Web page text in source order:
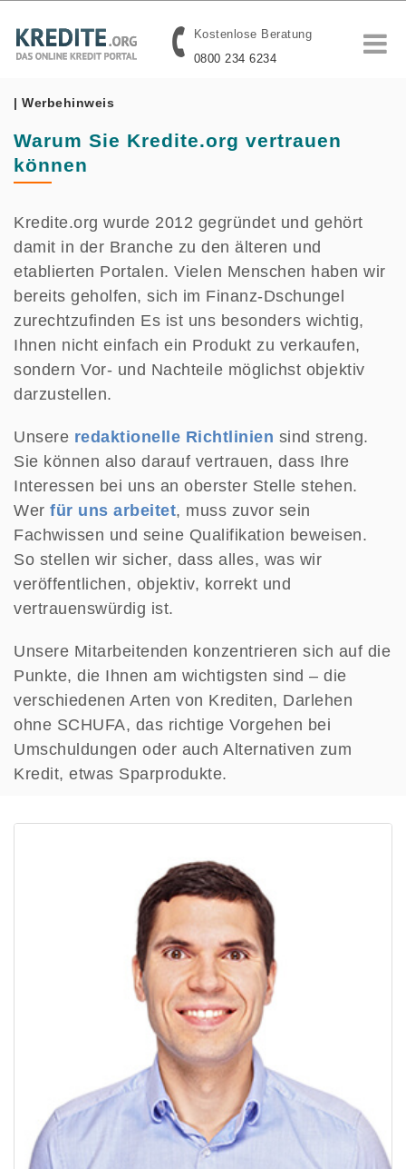
Kostenlose Beratung
0800 234 6234
| Werbehinweis
Warum Sie Kredite.org vertrauen
können
Kredite.org wurde 2012 gegründet und gehört
damit in der Branche zu den älteren und
etablierten Portalen. Vielen Menschen haben wir
bereits geholfen, sich im Finanz-Dschungel
zurechtzufinden Es ist uns besonders wichtig,
Ihnen nicht einfach ein Produkt zu verkaufen,
sondern Vor- und Nachteile möglichst objektiv
darzustellen.
Unsere redaktionelle Richtlinien sind streng.
Sie können also darauf vertrauen, dass Ihre
Interessen bei uns an oberster Stelle stehen.
Wer für uns arbeitet, muss zuvor sein
Fachwissen und seine Qualifikation beweisen.
So stellen wir sicher, dass alles, was wir
veröffentlichen, objektiv, korrekt und
vertrauenswürdig ist.
Unsere Mitarbeitenden konzentrieren sich auf die
Punkte, die Ihnen am wichtigsten sind – die
verschiedenen Arten von Krediten, Darlehen
ohne SCHUFA, das richtige Vorgehen bei
Umschuldungen oder auch Alternativen zum
Kredit, etwas Sparprodukte.